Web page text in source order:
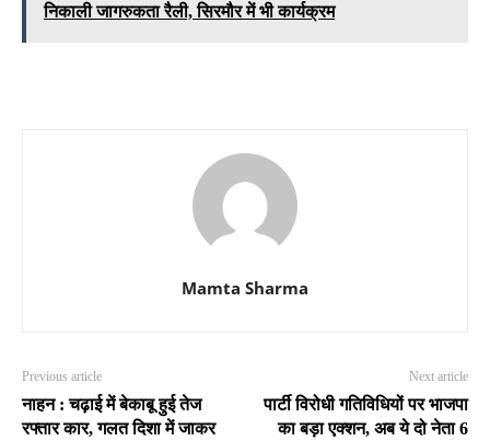
निकाली जागरुकता रैली, सिरमौर में भी कार्यक्रम
Mamta Sharma
Previous article
नाहन : चढ़ाई में बेकाबू हुई तेज
रफ्तार कार, गलत दिशा में जाकर
Next article
पार्टी विरोधी गतिविधियों पर भाजपा
का बड़ा एक्शन, अब ये दो नेता 6